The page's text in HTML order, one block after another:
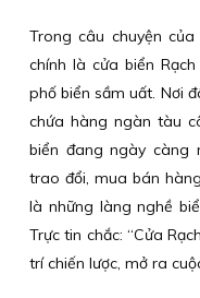
Trong câu chuyện
chính là cửa biển
phố biển sầm uất. Nơi
chứa hàng ngàn tàu
biển đang ngày càng
trao đổi, mua bán
là những làng nghề
Trực tin chắc: “Cửa
trí chiến lược, mở ra